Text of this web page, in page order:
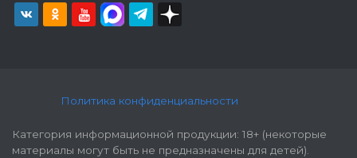
Политика конфиденциальности
Категория информационной продукции: 18+ (некоторые
материалы могут быть не предназначены для детей).